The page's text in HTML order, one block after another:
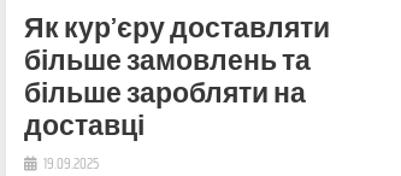
Як кур’єру доставляти
більше замовлень та
більше заробляти на
доставці
19.09.2025